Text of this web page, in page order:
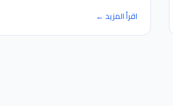
اقرأ المزيد ←